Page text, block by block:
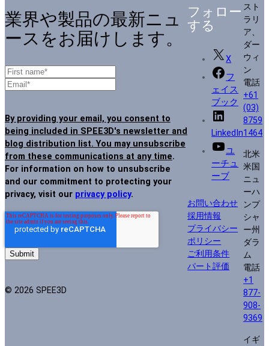
業界や製品の最新ニュ
ースをお届けします。
By providing your email, you consent to
being included in SPEE3D's newsletter and
blog distribution list. You may unsubscribe
from these communications at any time.
For information on how to unsubscribe
and our commitment to protecting your
privacy, visit our privacy policy.
© 2026 SPEE3D
フォロー
する
X
フ
ェイス
ブック
LinkedIn
ユ
ーチュ
ーブ
お問い合わせ
採用情報
プライバシー
ポリシー
ご利用条件
パート評価
スト
ラリ
ア、
ダー
ウィ
ン
電話
+61
(03)
8759
1464
北米
米国
ニュ
ーハ
ンプ
シャ
ー州
ダラ
ム
電話
+1
877-
908-
9369
イギ